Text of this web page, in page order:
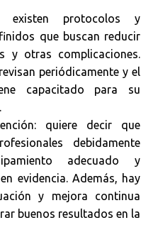
existen protocolos y
que buscan reducir
y otras complicaciones.
periódicamente y el
capacitado para su
quiere decir que
debidamente
adecuado y
evidencia. Además, hay
y mejora continua
buenos resultados en la